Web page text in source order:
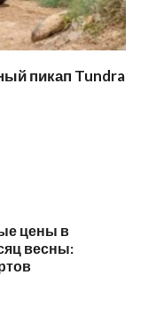
пикап Tundra
цены в
весны: